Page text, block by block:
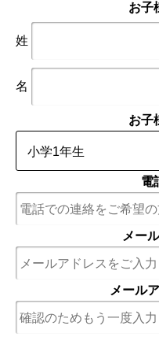
お子
姓
名
お子
電
メー
メール